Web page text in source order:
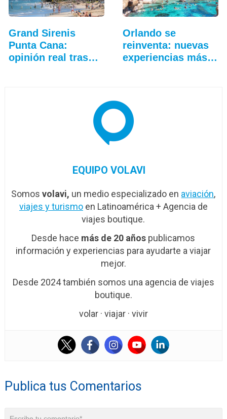
Grand Sirenis
Punta Cana:
opinión real tras
Orlando se
reinventa: nuevas
experiencias más
EQUIPO VOLAVI
Somosvolavi, un medio especializado en aviación,
viajes y turismoen Latinoamérica + Agencia de
viajes boutique.
Desde hace más de 20 años publicamos
información y experiencias para ayudarte a viajar
mejor.
Desde 2024 también somos una agencia de viajes
boutique.
volar · viajar · vivir
Publica tus Comentarios